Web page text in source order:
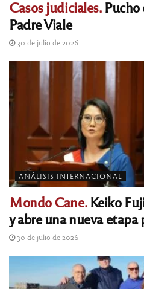
Casos judiciales.Pucho
Padre Viale
30 de julio de 2026
ANÁLISIS INTERNACIONAL
Mondo Cane.Keiko
y abre una nueva etapa
30 de julio de 2026